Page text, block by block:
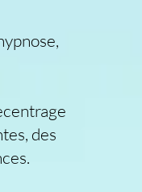
des